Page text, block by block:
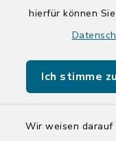
hierfür können
Ich stimme zu
Wir weisen darauf
Quicklinks
Tourist-Info